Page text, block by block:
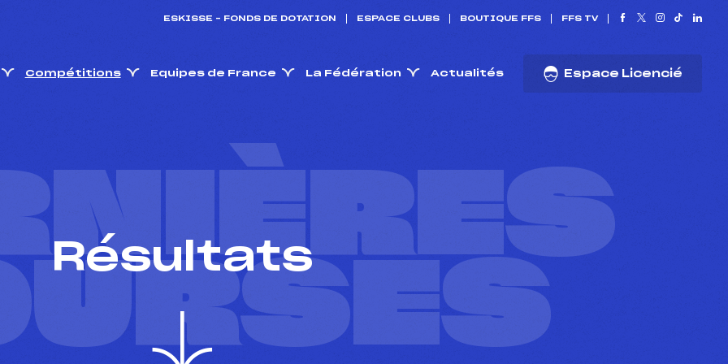
ESKISSE – FONDS DE DOTATION ESPACE CLUBS BOUTIQUE FFS FFS TV
Compétitions Equipes de France La Fédération Actualités Espace Licencié
Résultats